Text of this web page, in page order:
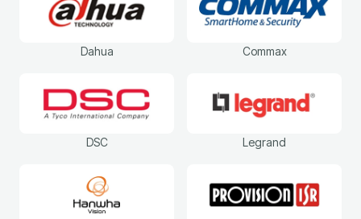
Dahua Commax
DSC Legrand